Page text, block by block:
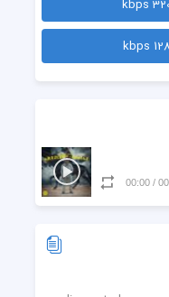
/
00:00